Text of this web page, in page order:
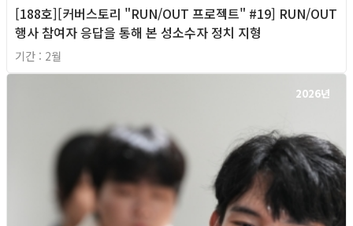
[188호][커버스토리 "RUN/OUT 프로젝트" #19] RUN/OUT
행사 참여자 응답을 통해 본 성소수자 정치 지형
기간 : 2월
2026년